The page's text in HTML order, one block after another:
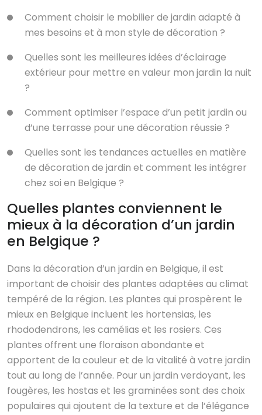
Comment choisir le mobilier de jardin adapté à
mes besoins et à mon style de décoration ?
Quelles sont les meilleures idées d’éclairage
extérieur pour mettre en valeur mon jardin la nuit
?
Comment optimiser l’espace d’un petit jardin ou
d’une terrasse pour une décoration réussie ?
Quelles sont les tendances actuelles en matière
de décoration de jardin et comment les intégrer
chez soi en Belgique ?
Quelles plantes conviennent le
mieux à la décoration d’un jardin
en Belgique ?
Dans la décoration d’un jardin en Belgique, il est
important de choisir des plantes adaptées au climat
tempéré de la région. Les plantes qui prospèrent le
mieux en Belgique incluent les hortensias, les
rhododendrons, les camélias et les rosiers. Ces
plantes offrent une floraison abondante et
apportent de la couleur et de la vitalité à votre jardin
tout au long de l’année. Pour un jardin verdoyant, les
fougères, les hostas et les graminées sont des choix
populaires qui ajoutent de la texture et de l’élégance